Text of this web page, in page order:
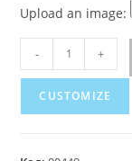
Upload an image:
- +
CUSTOMIZE